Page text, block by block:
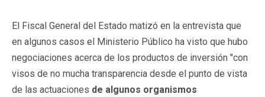
El Fiscal General del Estado matizó en la entrevista que
en algunos casos el Ministerio Público ha visto que hubo
negociaciones acerca de los productos de inversión "con
visos de no mucha transparencia desde el punto de vista
de las actuaciones de algunos organismos